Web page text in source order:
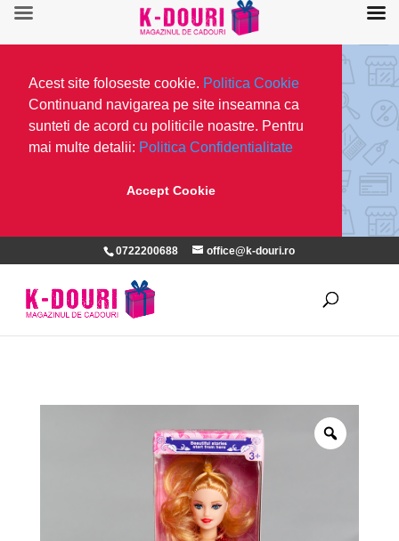
Acest site foloseste cookie. Politica Cookie
Continuand navigarea pe site inseamna ca
sunteti de acord cu politicile noastre. Pentru
mai multe detalii: Politica Confidentialitate
Accept Cookie
0722200688 office@k-douri.ro